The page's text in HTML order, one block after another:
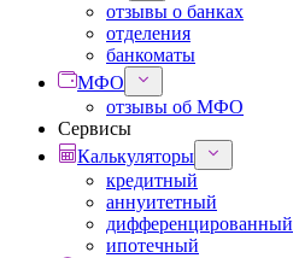
отзывы о банках
отделения
банкоматы
МФО
отзывы об МФО
Сервисы
Калькуляторы
кредитный
аннуитетный
дифференцированный
ипотечный